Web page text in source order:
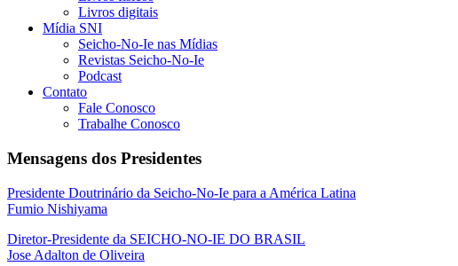
Livros digitais
Mídia SNI
Seicho-No-Ie nas Mídias
Revistas Seicho-No-Ie
Podcast
Contato
Fale Conosco
Trabalhe Conosco
Mensagens dos Presidentes
Presidente Doutrinário da Seicho-No-Ie para a América Latina
Fumio Nishiyama
Diretor-Presidente da SEICHO-NO-IE DO BRASIL
Jose Adalton de Oliveira